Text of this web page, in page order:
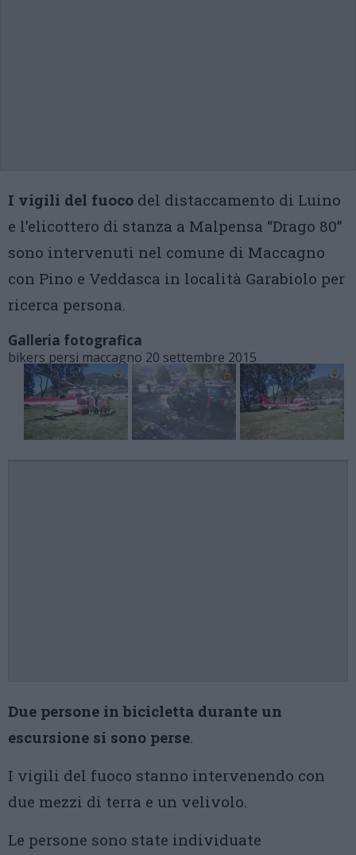
I vigili del fuoco del distaccamento di Luino
e l’elicottero di stanza a Malpensa “Drago 80”
sono intervenuti nel comune di Maccagno
con Pino e Veddasca in località Garabiolo per
ricerca persona.
Galleria fotografica
bikers persi maccagno 20 settembre 2015
Due persone in bicicletta durante un
escursione si sono perse.
I vigili del fuoco stanno intervenendo con
due mezzi di terra e un velivolo.
Le persone sono state individuate